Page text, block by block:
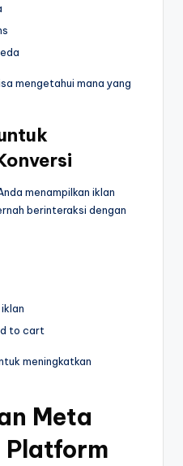
mengetahui mana yang
menampilkan iklan
berinteraksi dengan
to cart
meningkatkan
Meta
Platform